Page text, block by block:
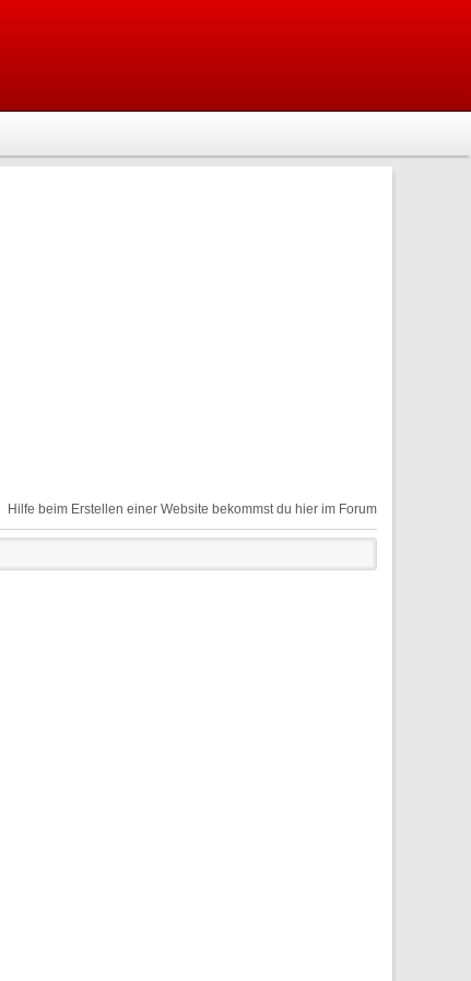
Hilfe beim Erstellen einer Website bekommst du hier im Forum